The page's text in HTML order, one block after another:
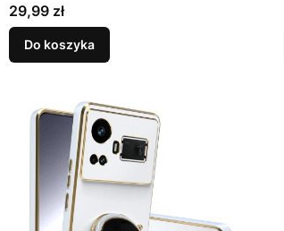
Cena
29,99 zł
Do koszyka